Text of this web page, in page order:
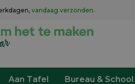
vandaag verzonden.
Aan Tafel Bureau & School